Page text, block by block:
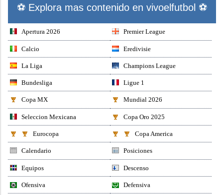
⚽ Explora mas contenido en vivoelfutbol ⚽
Apertura 2026 Premier League
Calcio Eredivisie
La Liga Champions League
Bundesliga Ligue 1
Copa MX Mundial 2026
Seleccion Mexicana Copa Oro 2025
Eurocopa Copa America
Calendario Posiciones
Equipos Descenso
Ofensiva Defensiva